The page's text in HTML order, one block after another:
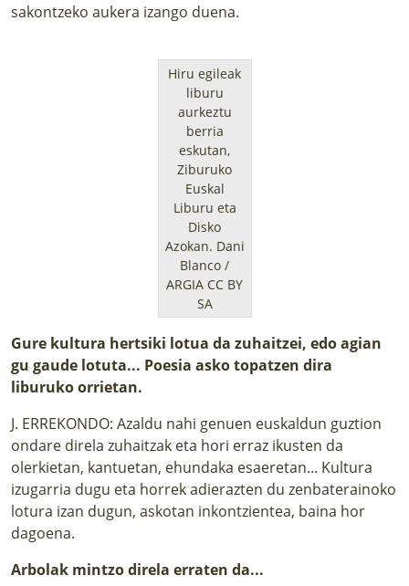
sakontzeko aukera izango duena.
Hiru egileak
liburu
aurkeztu
berria
eskutan,
Ziburuko
Euskal
Liburu eta
Disko
Azokan. Dani
Blanco /
ARGIA CC BY
SA
Gure kultura hertsiki lotua da zuhaitzei, edo agian
gu gaude lotuta... Poesia asko topatzen dira
liburuko orrietan.
J. ERREKONDO: Azaldu nahi genuen euskaldun guztion
ondare direla zuhaitzak eta hori erraz ikusten da
olerkietan, kantuetan, ehundaka esaeretan... Kultura
izugarria dugu eta horrek adierazten du zenbaterainoko
lotura izan dugun, askotan inkontzientea, baina hor
dagoena.
Arbolak mintzo direla erraten da...